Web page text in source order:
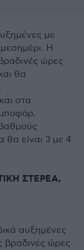
με
Η
ώρες
θα
στα
μποφόρ.
θα είναι 3 με 4
ΣΤΕΡΕΑ,
αυξημένες
βραδινές ώρες